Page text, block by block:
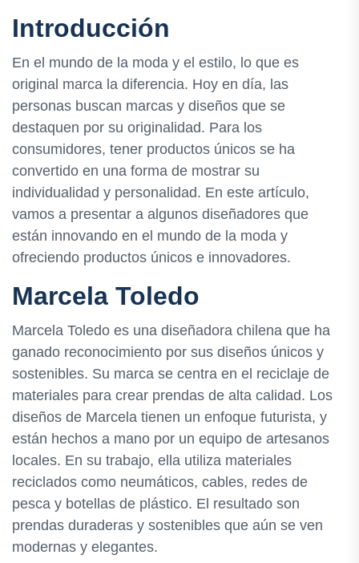
Introducción
En el mundo de la moda y el estilo, lo que es
original marca la diferencia. Hoy en día, las
personas buscan marcas y diseños que se
destaquen por su originalidad. Para los
consumidores, tener productos únicos se ha
convertido en una forma de mostrar su
individualidad y personalidad. En este artículo,
vamos a presentar a algunos diseñadores que
están innovando en el mundo de la moda y
ofreciendo productos únicos e innovadores.
Marcela Toledo
Marcela Toledo es una diseñadora chilena que ha
ganado reconocimiento por sus diseños únicos y
sostenibles. Su marca se centra en el reciclaje de
materiales para crear prendas de alta calidad. Los
diseños de Marcela tienen un enfoque futurista, y
están hechos a mano por un equipo de artesanos
locales. En su trabajo, ella utiliza materiales
reciclados como neumáticos, cables, redes de
pesca y botellas de plástico. El resultado son
prendas duraderas y sostenibles que aún se ven
modernas y elegantes.